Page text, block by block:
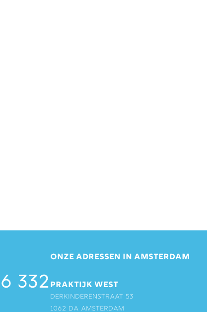
332
ONZE ADRESSEN IN AMSTERDAM
PRAKTIJK WEST
Derkinderenstraat 53
1062 DA Amsterdam